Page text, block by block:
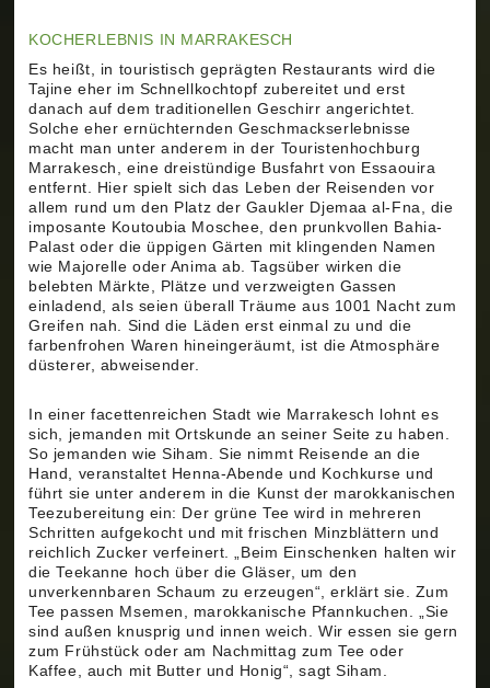
KOCHERLEBNIS IN MARRAKESCH
Es heißt, in touristisch geprägten Restaurants wird die
Tajine eher im Schnellkochtopf zubereitet und erst
danach auf dem traditionellen Geschirr angerichtet.
Solche eher ernüchternden Geschmackserlebnisse
macht man unter anderem in der Touristenhochburg
Marrakesch, eine dreistündige Busfahrt von Essaouira
entfernt. Hier spielt sich das Leben der Reisenden vor
allem rund um den Platz der Gaukler Djemaa al-Fna, die
imposante Koutoubia Moschee, den prunkvollen Bahia-
Palast oder die üppigen Gärten mit klingenden Namen
wie Majorelle oder Anima ab. Tagsüber wirken die
belebten Märkte, Plätze und verzweigten Gassen
einladend, als seien überall Träume aus 1001 Nacht zum
Greifen nah. Sind die Läden erst einmal zu und die
farbenfrohen Waren hineingeräumt, ist die Atmosphäre
düsterer, abweisender.
In einer facettenreichen Stadt wie Marrakesch lohnt es
sich, jemanden mit Ortskunde an seiner Seite zu haben.
So jemanden wie Siham. Sie nimmt Reisende an die
Hand, veranstaltet Henna-Abende und Kochkurse und
führt sie unter anderem in die Kunst der marokkanischen
Teezubereitung ein: Der grüne Tee wird in mehreren
Schritten aufgekocht und mit frischen Minzblättern und
reichlich Zucker verfeinert. „Beim Einschenken halten wir
die Teekanne hoch über die Gläser, um den
unverkennbaren Schaum zu erzeugen“, erklärt sie. Zum
Tee passen Msemen, marokkanische Pfannkuchen. „Sie
sind außen knusprig und innen weich. Wir essen sie gern
zum Frühstück oder am Nachmittag zum Tee oder
Kaffee, auch mit Butter und Honig“, sagt Siham.